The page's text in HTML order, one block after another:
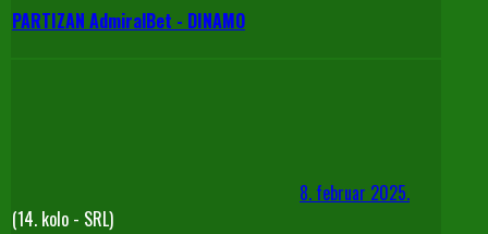
PARTIZAN AdmiralBet - DINAMO
8. februar 2025.
(14. kolo - SRL)